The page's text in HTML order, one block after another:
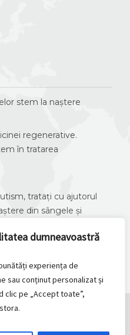
dumneavoastră
experiența de
sau conținut personalizat și
clic pe „Accept toate”,
stem la naștere
regenerative.
în tratarea
tratați cu ajutorul
din sângele și